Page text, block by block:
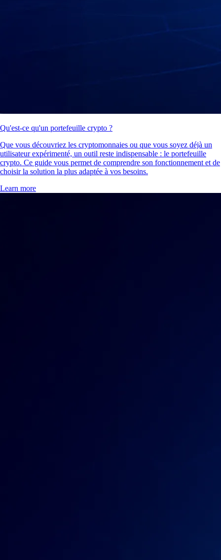
Qu'est-ce qu'un portefeuille crypto ?
Que vous découvriez les cryptomonnaies ou que vous soyez déjà un
utilisateur expérimenté, un outil reste indispensable : le portefeuille
crypto. Ce guide vous permet de comprendre son fonctionnement et de
choisir la solution la plus adaptée à vos besoins.
Learn more